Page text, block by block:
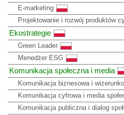
E-marketing
Projektowanie i rozwój produktów
Ekostrategie
Green Leader
Menedżer ESG
Komunikacja społeczna i media
Komunikacja biznesowa i
Komunikacja cyfrowa i media
Komunikacja publiczna i dialog